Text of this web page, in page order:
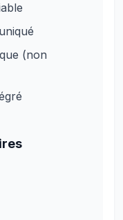
(non